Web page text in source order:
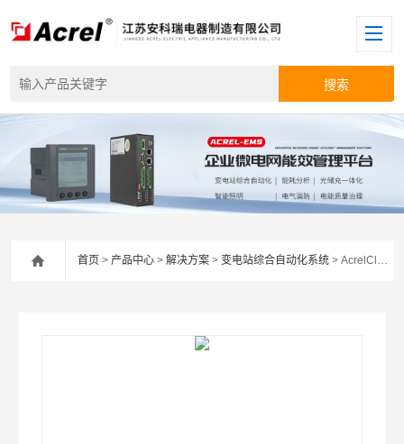
首页 >产品中心 >解决方案 > 变电站综合自动化系统 > AcrelCloud-1000安科瑞化学制药工厂智能变配电站运维系统